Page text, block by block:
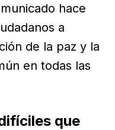
hace
a
de la paz y la
en todas las
que